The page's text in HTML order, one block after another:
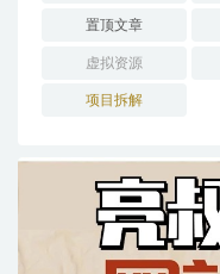
置顶文章
虚拟资源
项目拆解